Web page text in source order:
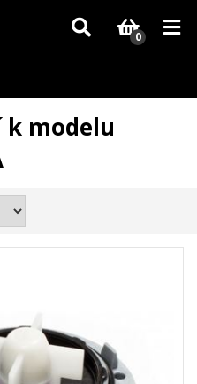
dílů, které nejsou skladem,
za pochopení.
0
modelu